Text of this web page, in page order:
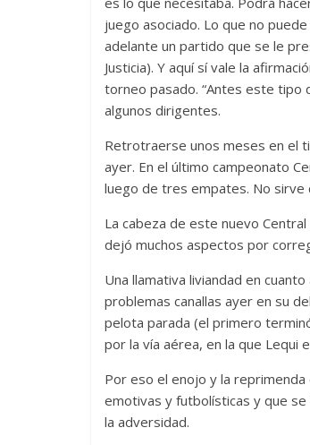
juego asociado. Lo que no
adelante un partido que se le
Justicia). Y aquí sí vale la
torneo pasado. “Antes este tipo
algunos dirigentes.
Retrotraerse unos meses en el
ayer. En el último campeonato
luego de tres empates. No sirve
La cabeza de este nuevo
dejó muchos aspectos por
Una llamativa liviandad en
problemas canallas ayer en su
pelota parada (el primero
por la vía aérea, en la que Lequi
Por eso el enojo y la
emotivas y futbolísticas y que
la adversidad.